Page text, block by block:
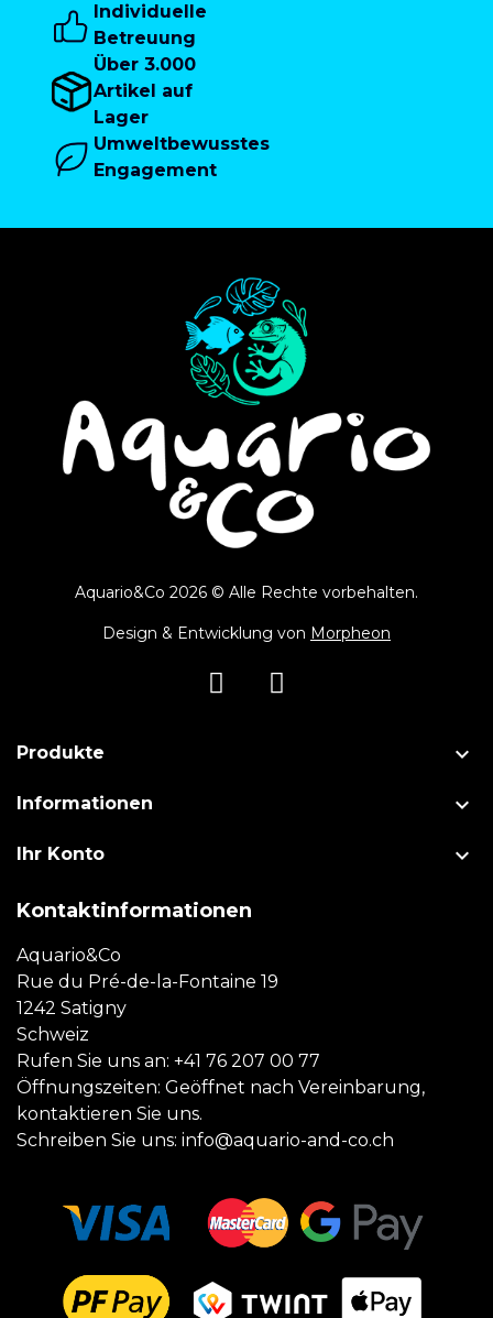
Individuelle
Betreuung
Über 3.000
Artikel auf
Lager
Umweltbewusstes
Engagement
Aquario&Co 2026 © Alle Rechte vorbehalten.
Design & Entwicklung von Morpheon
Produkte 
Informationen 
Ihr Konto 
Kontaktinformationen
Aquario&Co
Rue du Pré-de-la-Fontaine 19
1242 Satigny
Schweiz
Rufen Sie uns an: +41 76 207 00 77
Öffnungszeiten: Geöffnet nach Vereinbarung,
kontaktieren Sie uns.
Schreiben Sie uns: info@aquario-and-co.ch